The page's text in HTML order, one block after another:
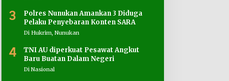
3
Polres Nunukan Amankan 3 Diduga
Pelaku Penyebaran Konten SARA
Di Hukrim, Nunukan
4
TNI AU diperkuat Pesawat Angkut
Baru Buatan Dalam Negeri
Di Nasional